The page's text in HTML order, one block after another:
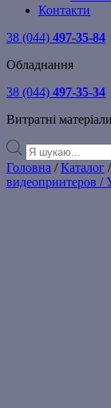
Контакти
38 (044) 497-35-84
Обладнання
38 (044) 497-35-34
Витратні матеріали
Products
search
Головна /Каталог /
видеопринтеров /